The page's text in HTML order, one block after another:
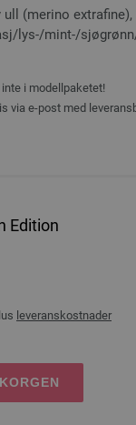
(merino
lys-/mint-/sjøgrønn/
i modellpaketet!
via e-post med
Edition
leveranskostnader